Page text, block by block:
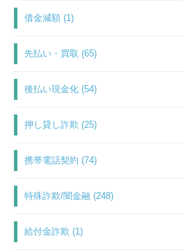
借金減額 (1)
先払い・買取 (65)
後払い現金化 (54)
押し貸し詐欺 (25)
携帯電話契約 (74)
特殊詐欺/闇金融 (248)
給付金詐欺 (1)